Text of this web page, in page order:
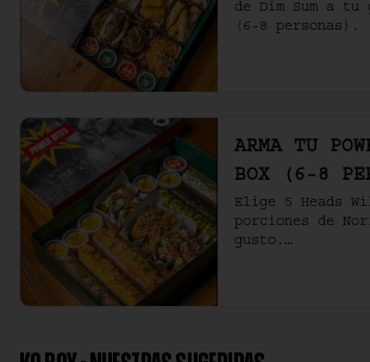
de Dim Sum a tu
(6-8 personas).
ARMA TU
BOX (6-8
Elige 5 Heads
porciones de
gusto.